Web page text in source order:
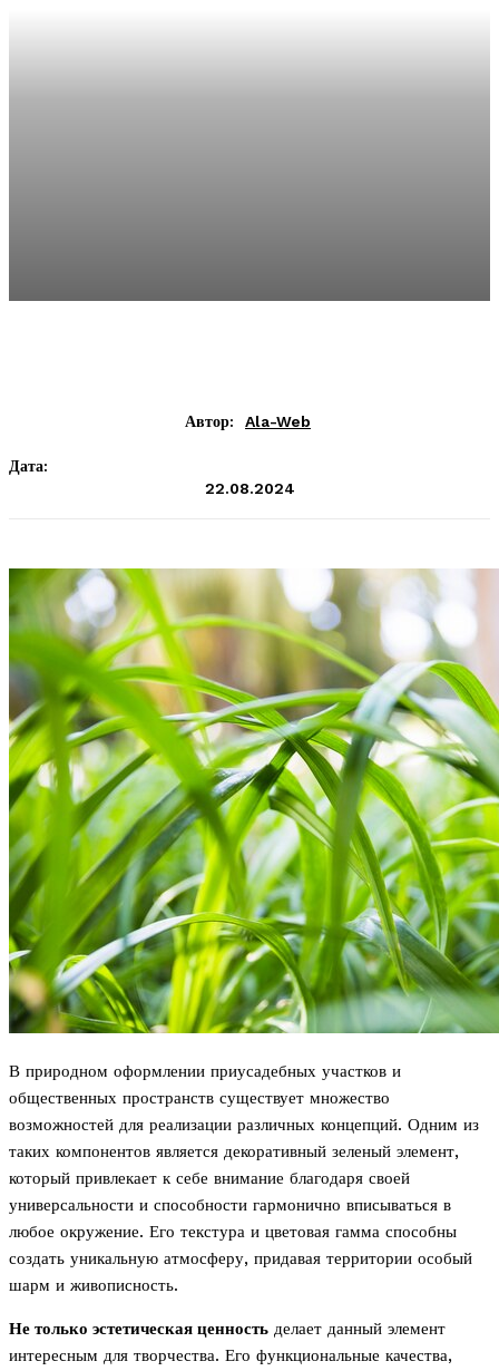
Автор: Ala-Web
Дата:
22.08.2024
В природном оформлении приусадебных участков и
общественных пространств существует множество
возможностей для реализации различных концепций. Одним из
таких компонентов является декоративный зеленый элемент,
который привлекает к себе внимание благодаря своей
универсальности и способности гармонично вписываться в
любое окружение. Его текстура и цветовая гамма способны
создать уникальную атмосферу, придавая территории особый
шарм и живописность.
Не только эстетическая ценность делает данный элемент
интересным для творчества. Его функциональные качества,